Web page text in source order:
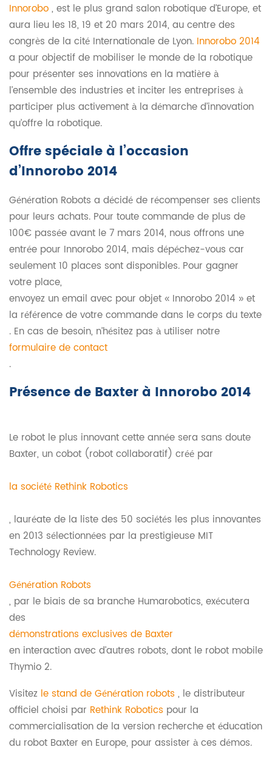
Innorobo , est le plus grand salon robotique d’Europe, et
aura lieu les 18, 19 et 20 mars 2014, au centre des
congrès de la cité Internationale de Lyon. Innorobo 2014
a pour objectif de mobiliser le monde de la robotique
pour présenter ses innovations en la matière à
l’ensemble des industries et inciter les entreprises à
participer plus activement à la démarche d’innovation
qu’offre la robotique.
Offre spéciale à l’occasion
d’Innorobo 2014
Génération Robots a décidé de récompenser ses clients
pour leurs achats. Pour toute commande de plus de
100€ passée avant le 7 mars 2014, nous offrons une
entrée pour Innorobo 2014, mais dépéchez-vous car
seulement 10 places sont disponibles. Pour gagner
votre place,
envoyez un email avec pour objet « Innorobo 2014 » et
la référence de votre commande dans le corps du texte
. En cas de besoin, n’hésitez pas à utiliser notre
formulaire de contact
.
Présence de Baxter à Innorobo 2014
Le robot le plus innovant cette année sera sans doute
Baxter, un cobot (robot collaboratif) créé par
la société Rethink Robotics
, lauréate de la liste des 50 sociétés les plus innovantes
en 2013 sélectionnées par la prestigieuse MIT
Technology Review.
Génération Robots
, par le biais de sa branche Humarobotics, exécutera
des
démonstrations exclusives de Baxter
en interaction avec d’autres robots, dont le robot mobile
Thymio 2.
Visitez le stand de Génération robots , le distributeur
officiel choisi par Rethink Robotics pour la
commercialisation de la version recherche et éducation
du robot Baxter en Europe, pour assister à ces démos.